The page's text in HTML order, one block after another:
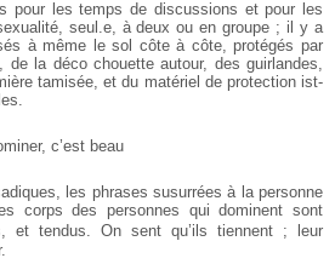
pour les temps de discussions et pour les
seul.e, à deux ou en groupe ; il y a
à même le sol côte à côte, protégés par
la déco chouette autour, des guirlandes,
tamisée, et du matériel de protection ist-
c’est beau
les phrases susurrées à la personne
corps des personnes qui dominent sont
et tendus. On sent qu’ils tiennent ; leur